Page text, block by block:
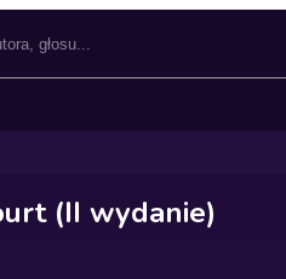
(II wydanie)